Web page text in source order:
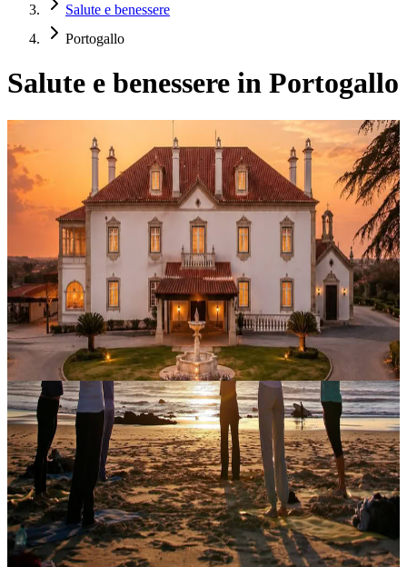
Salute e benessere
Portogallo
Salute e benessere in Portogallo
Viaggiare per scoprire se stesse: ritiro benessere di 6
giorni per donne in Portogallo
"Travel Out, Discover Within " è un ritiro di benessere e scoperta di
sé per donne della durata di 6 giorni e 5 notti presso Solar de
Alcains, una tenuta storica privata nel cuore del Portogallo centr...
1700,00 €
18 agosto 2026 11:00
Castelo Branco, Portogallo
Tocco Profondo
Vivi un’esperienza di profondo ristoro con un massaggio olistico
total body pensato per favorire il rilassamento, sciogliere le tensioni
e riportare il corpo a un maggiore equilibrio. Un trattamento a...
70,00 €